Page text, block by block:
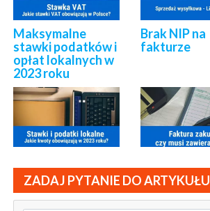
Maksymalne
stawki podatków i
opłat lokalnych w
2023 roku
Brak NIP na
fakturze
ZADAJ PYTANIE DO ARTYKUŁU